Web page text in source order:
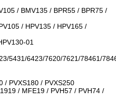
/ BMV135 / BPR55 / BPR75 /
/ HPV135 / HPV165 /
01
5431/6423/7620/7621/78461/
/ PVXS180 / PVXS250
/ MFE19 / PVH57 / PVH74 /